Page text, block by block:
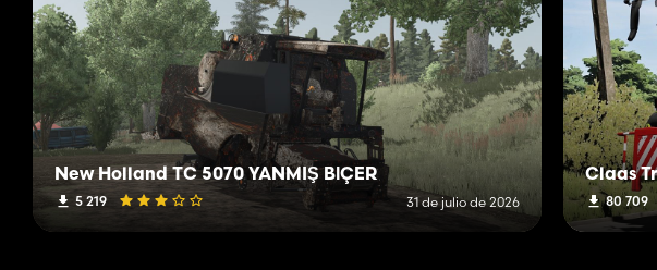
New Holland TC 5070 YANMIŞ BİÇER
5 219 31 de julio de 2026
Claas
80 709